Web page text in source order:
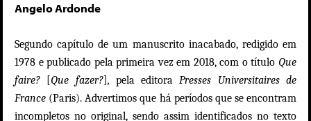
Angelo Ardonde
Segundo capítulo de um manuscrito inacabado, redigido em
1978 e publicado pela primeira vez em 2018, com o título Que
faire? [Que fazer?], pela editoraPresses Universitaires de
France (Paris). Advertimos que há períodos que se encontram
incompletos no original, sendo assim identificados no texto